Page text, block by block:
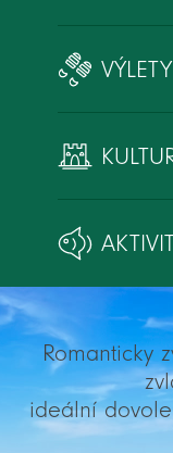
VÝLETY
Romanticky
ideální